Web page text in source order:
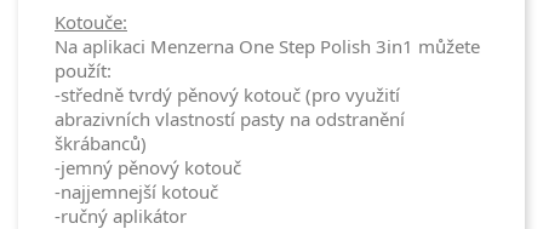
Kotouče:
Na aplikaci Menzerna One Step Polish 3in1 můžete
použít:
-středně tvrdý pěnový kotouč (pro využití
abrazivních vlastností pasty na odstranění
škrábanců)
-jemný pěnový kotouč
-najjemnejší kotouč
-ručný aplikátor